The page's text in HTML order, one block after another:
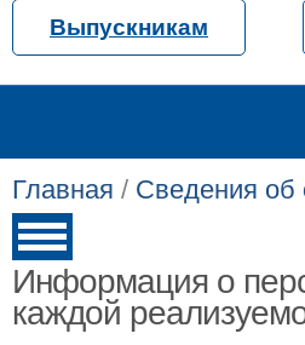
Выпускникам
Главная / Сведения об
Информация о
каждой